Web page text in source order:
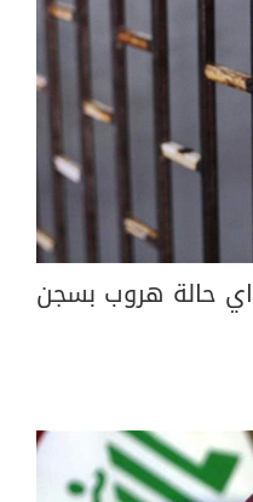
اي حالة هروب بسجن